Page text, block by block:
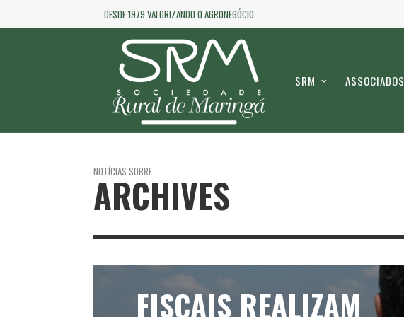
DESDE 1979 VALORIZANDO O AGRONEGÓCIO
SRM ASSOCIADOS
NOTÍCIAS SOBRE
ARCHIVES
FISCAIS REALIZAM